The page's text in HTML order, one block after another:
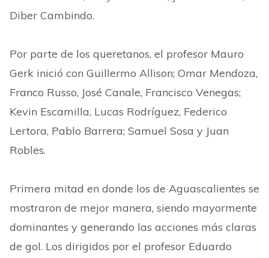
Diber Cambindo.
Por parte de los queretanos, el profesor Mauro
Gerk inició con Guillermo Allison; Omar Mendoza,
Franco Russo, José Canale, Francisco Venegas;
Kevin Escamilla, Lucas Rodríguez, Federico
Lertora, Pablo Barrera; Samuel Sosa y Juan
Robles.
Primera mitad en donde los de Aguascalientes se
mostraron de mejor manera, siendo mayormente
dominantes y generando las acciones más claras
de gol. Los dirigidos por el profesor Eduardo